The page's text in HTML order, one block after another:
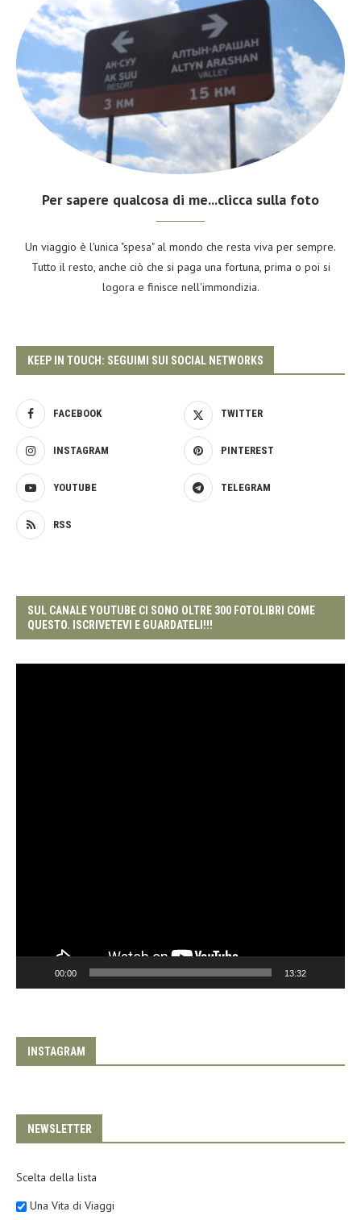
Per sapere qualcosa di me...clicca sulla foto
Un viaggio è l'unica "spesa" al mondo che resta viva per sempre.
Tutto il resto, anche ciò che si paga una fortuna, prima o poi si
logora e finisce nell'immondizia.
KEEP IN TOUCH: SEGUIMI SUI SOCIAL NETWORKS
FACEBOOK TWITTER
INSTAGRAM PINTEREST
YOUTUBE TELEGRAM
RSS
SUL CANALE YOUTUBE CI SONO OLTRE 300 FOTOLIBRI COME
QUESTO. ISCRIVETEVI E GUARDATELI!!!
00:00 13:32
INSTAGRAM
NEWSLETTER
Scelta della lista
Una Vita di Viaggi